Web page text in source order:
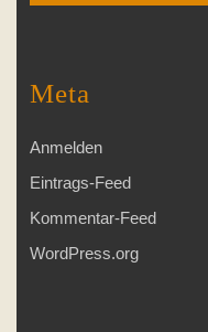
Meta
Anmelden
Eintrags-Feed
Kommentar-Feed
WordPress.org